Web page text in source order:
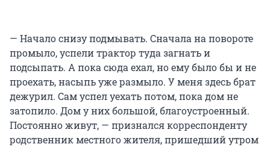
— Начало снизу подмывать. Сначала на повороте
промыло, успели трактор туда загнать и
подсыпать. А пока сюда ехал, но ему было бы и не
проехать, насыпь уже размыло. У меня здесь брат
дежурил. Сам успел уехать потом, пока дом не
затопило. Дом у них большой, благоустроенный.
Постоянно живут, — признался корреспонденту
родственник местного жителя, пришедший утром